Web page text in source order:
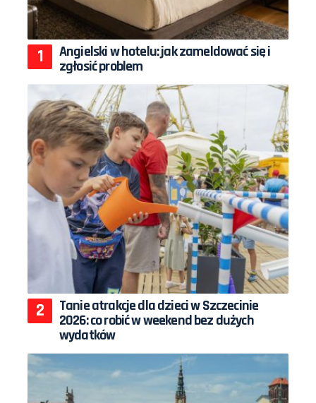
Angielski w hotelu: jak zameldować się i
zgłosić problem
Tanie atrakcje dla dzieci w Szczecinie
2026: co robić w weekend bez dużych
wydatków